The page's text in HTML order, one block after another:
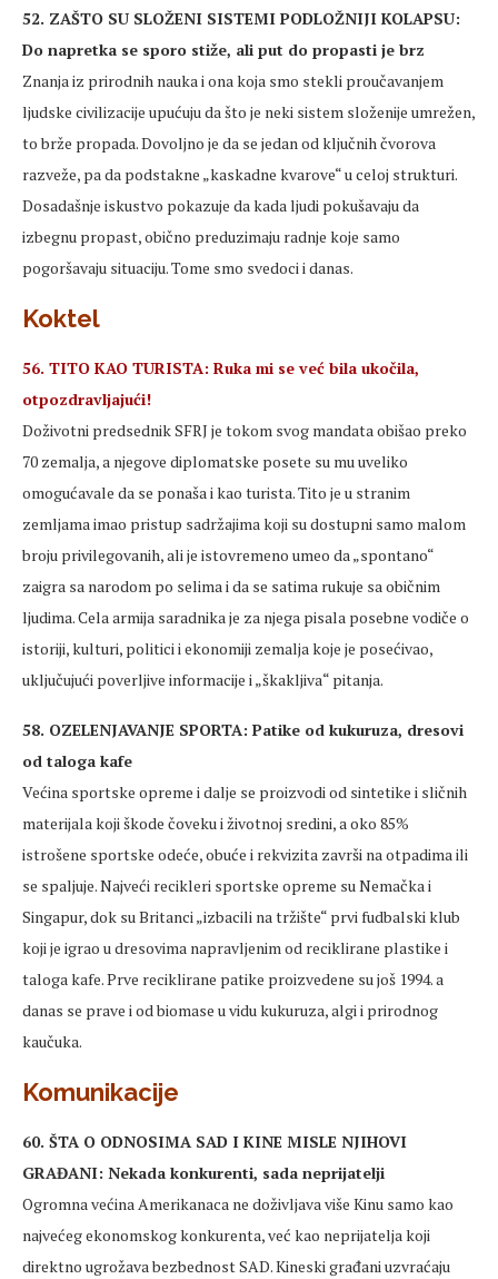
52. ZAŠTO SU SLOŽENI SISTEMI PODLOŽNIJI KOLAPSU:
Do napretka se sporo stiže, ali put do propasti je brz
Znanja iz prirodnih nauka i ona koja smo stekli proučavanjem
ljudske civilizacije upućuju da što je neki sistem složenije umrežen,
to brže propada. Dovoljno je da se jedan od ključnih čvorova
razveže, pa da podstakne „kaskadne kvarove“ u celoj strukturi.
Dosadašnje iskustvo pokazuje da kada ljudi pokušavaju da
izbegnu propast, obično preduzimaju radnje koje samo
pogoršavaju situaciju. Tome smo svedoci i danas.
Koktel
56. TITO KAO TURISTA: Ruka mi se već bila ukočila,
otpozdravljajući!
Doživotni predsednik SFRJ je tokom svog mandata obišao preko
70 zemalja, a njegove diplomatske posete su mu uveliko
omogućavale da se ponaša i kao turista. Tito je u stranim
zemljama imao pristup sadržajima koji su dostupni samo malom
broju privilegovanih, ali je istovremeno umeo da „spontano“
zaigra sa narodom po selima i da se satima rukuje sa običnim
ljudima. Cela armija saradnika je za njega pisala posebne vodiče o
istoriji, kulturi, politici i ekonomiji zemalja koje je posećivao,
uključujući poverljive informacije i „škakljiva“ pitanja.
58. OZELENJAVANJE SPORTA: Patike od kukuruza, dresovi
od taloga kafe
Većina sportske opreme i dalje se proizvodi od sintetike i sličnih
materijala koji škode čoveku i životnoj sredini, a oko 85%
istrošene sportske odeće, obuće i rekvizita završi na otpadima ili
se spaljuje. Najveći recikleri sportske opreme su Nemačka i
Singapur, dok su Britanci „izbacili na tržište“ prvi fudbalski klub
koji je igrao u dresovima napravljenim od reciklirane plastike i
taloga kafe. Prve reciklirane patike proizvedene su još 1994. a
danas se prave i od biomase u vidu kukuruza, algi i prirodnog
kaučuka.
Komunikacije
60. ŠTA O ODNOSIMA SAD I KINE MISLE NJIHOVI
GRAĐANI: Nekada konkurenti, sada neprijatelji
Ogromna većina Amerikanaca ne doživljava više Kinu samo kao
najvećeg ekonomskog konkurenta, već kao neprijatelja koji
direktno ugrožava bezbednost SAD. Kineski građani uzvraćaju